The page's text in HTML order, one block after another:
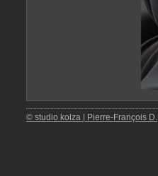
© studio kolza | Pierre-François D.